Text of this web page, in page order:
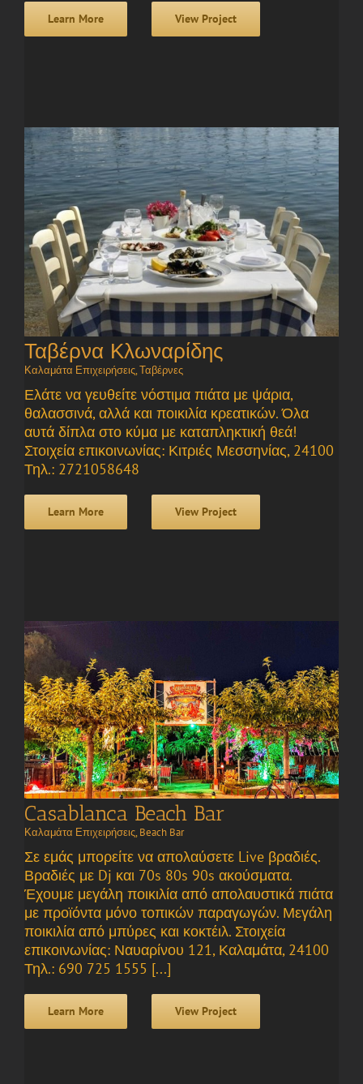
Learn More View Project
Ταβέρνα Κλωναρίδης
Καλαμάτα Επιχειρήσεις,Ταβέρνες
Ελάτε να γευθείτε νόστιμα πιάτα με ψάρια,
θαλασσινά, αλλά και ποικιλία κρεατικών. Όλα
αυτά δίπλα στο κύμα με καταπληκτική θεά!
Στοιχεία επικοινωνίας: Κιτριές Μεσσηνίας, 24100
Τηλ.: 2721058648
Learn More View Project
Casablanca Beach Bar
Καλαμάτα Επιχειρήσεις, Beach Bar
Σε εμάς μπορείτε να απολαύσετε Live βραδιές.
Βραδιές με Dj και 70s 80s 90s ακούσματα.
Έχουμε μεγάλη ποικιλία από απολαυστικά πιάτα
με προϊόντα μόνο τοπικών παραγωγών. Μεγάλη
ποικιλία από μπύρες και κοκτέιλ. Στοιχεία
επικοινωνίας: Ναυαρίνου 121, Καλαμάτα, 24100
Τηλ.: 690 725 1555 [...]
Learn More View Project